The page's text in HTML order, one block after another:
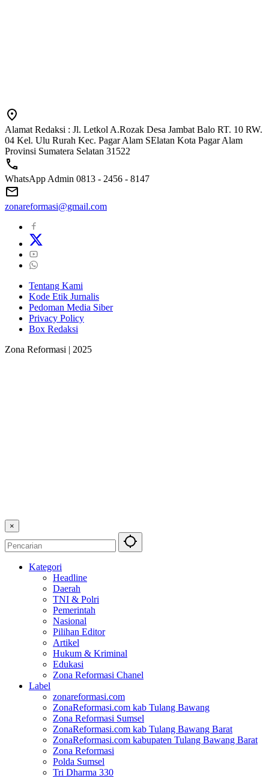
Alamat Redaksi : Jl. Letkol A.Rozak Desa Jambat Balo RT. 10 RW.
04 Kel. Ulu Rurah Kec. Pagar Alam SElatan Kota Pagar Alam
Provinsi Sumatera Selatan 31522
WhatsApp Admin 0813 - 2456 - 8147
zonareformasi@gmail.com
Tentang Kami
Kode Etik Jurnalis
Pedoman Media Siber
Privacy Policy
Box Redaksi
Zona Reformasi | 2025
×
Kategori
Headline
Daerah
TNI & Polri
Pemerintah
Nasional
Pilihan Editor
Artikel
Hukum & Kriminal
Edukasi
Zona Reformasi Chanel
Label
zonareformasi.com
ZonaReformasi.com kab Tulang Bawang
Zona Reformasi Sumsel
ZonaReformasi.com kab Tulang Bawang Barat
ZonaReformasi.com kabupaten Tulang Bawang Barat
Zona Reformasi
Polda Sumsel
Tri Dharma 330